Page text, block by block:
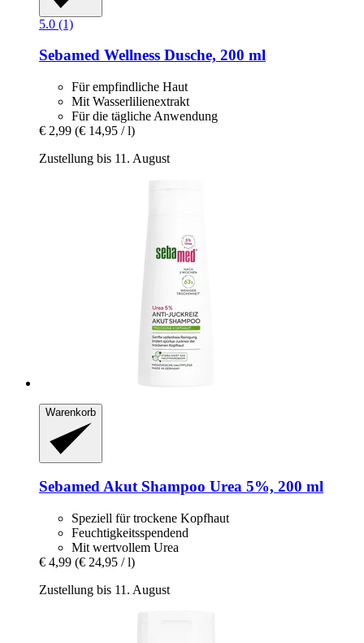
5.0 (1)
Sebamed Wellness Dusche, 200 ml
Für empfindliche Haut
Mit Wasserlilienextrakt
Für die tägliche Anwendung
€ 2,99 (€ 14,95 / l)
Zustellung bis 11. August
Warenkorb
SebamedAkut Shampoo Urea 5%, 200 ml
Speziell für trockene Kopfhaut
Feuchtigkeitsspendend
Mit wertvollem Urea
€ 4,99 (€ 24,95 / l)
Zustellung bis 11. August